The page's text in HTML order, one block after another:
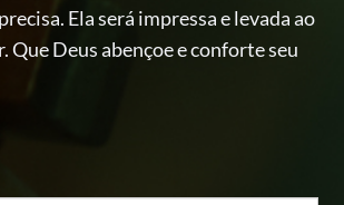
Ela será impressa e levada ao
Que Deus abençoe e conforte seu